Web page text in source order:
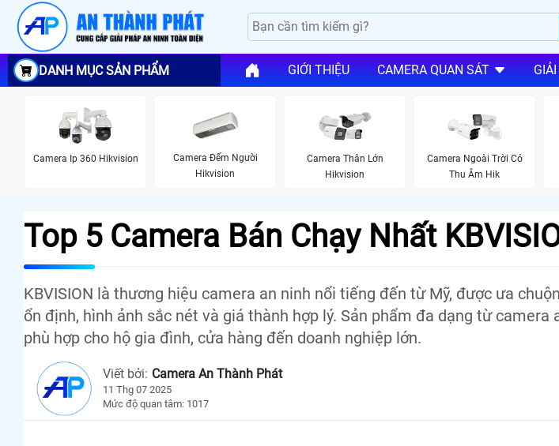
DANH MỤC SẢN PHẨM GIỚI THIỆU CAMERA QUAN SÁT
Camera Ip 360 Hikvision
Camera Đếm Người
Hikvision
Camera Thân Lớn
Hikvision
Camera Ngoài Trời Có
Thu Âm Hik
Top 5 Camera Bán Chạy Nhất
KBVISION là thương hiệu camera an ninh nổi tiếng đến từ Mỹ, được ưa
ổn định, hình ảnh sắc nét và giá thành hợp lý. Sản phẩm đa dạng từ camera
phù hợp cho hộ gia đình, cửa hàng đến doanh nghiệp lớn.
Viết bởi: Camera An Thành Phát
11 Thg 07 2025
Mức độ quan tâm: 1017